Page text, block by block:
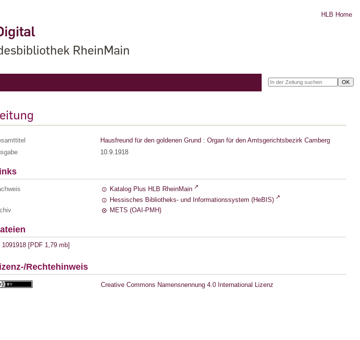
RheinMain
HLB Home
Hausfreund für den goldenen Grund : Organ für den Amtsgerichtsbezirk Camberg
10.9.1918
Katalog Plus HLB RheinMain
Hessisches Bibliotheks- und Informationssystem (HeBIS)
METS (OAI-PMH)
1091918 [PDF 1,79 mb]
Rechtehinweis
Creative Commons Namensnennung 4.0 International Lizenz